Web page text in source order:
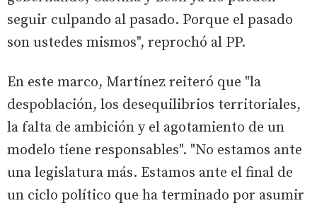
seguir culpando al pasado. Porque el pasado
son ustedes mismos", reprochó al PP.
En este marco, Martínez reiteró que "la
despoblación, los desequilibrios territoriales,
la falta de ambición y el agotamiento de un
modelo tiene responsables". "No estamos ante
una legislatura más. Estamos ante el final de
un ciclo político que ha terminado por asumir